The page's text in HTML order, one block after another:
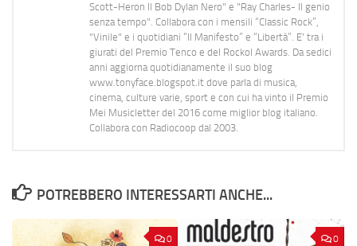
Scott-Heron Il Bob Dylan Nero" e "Ray Charles- Il genio
senza tempo". Collabora con i mensili “Classic Rock”,
"Vinile" e i quotidiani “Il Manifesto” e “Libertà”. E' tra i
giurati del Premio Tenco e del Rockol Awards. Da sedici
anni aggiorna quotidianamente il suo blog
www.tonyface.blogspot.it dove parla di musica,
cinema, culture varie, sport e con cui ha vinto il Premio
Mei Musicletter del 2016 come miglior blog italiano.
Collabora con Radiocoop dal 2003.
POTREBBERO INTERESSARTI ANCHE...
0 0